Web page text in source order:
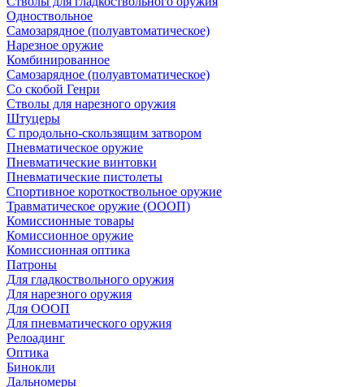
Одноствольное
Самозарядное (полуавтоматическое)
Нарезное оружие
Комбинированное
Самозарядное (полуавтоматическое)
Со скобой Генри
Стволы для нарезного оружия
Штуцеры
С продольно-скользящим затвором
Пневматическое оружие
Пневматические винтовки
Пневматические пистолеты
Спортивное короткоствольное оружие
Травматическое оружие (ОООП)
Комиссионные товары
Комиссионное оружие
Комиссионная оптика
Патроны
Для гладкоствольного оружия
Для нарезного оружия
Для ОООП
Для пневматического оружия
Релоадинг
Оптика
Бинокли
Дальномеры